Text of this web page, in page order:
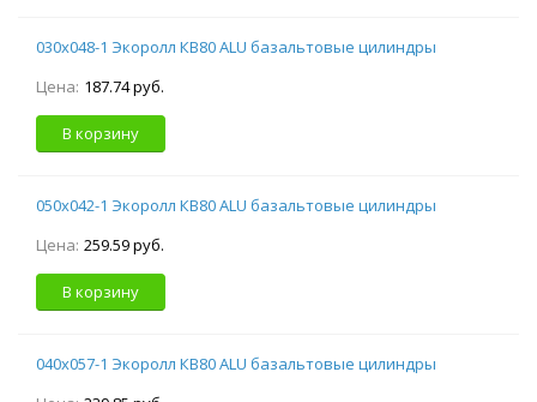
030х048-1 Экоролл КВ80 ALU базальтовые цилиндры
Цена: 187.74 руб.
В корзину
050х042-1 Экоролл КВ80 ALU базальтовые цилиндры
Цена: 259.59 руб.
В корзину
040х057-1 Экоролл КВ80 ALU базальтовые цилиндры